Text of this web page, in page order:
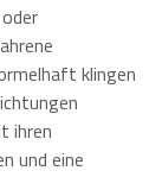
klingen
ihren
und eine